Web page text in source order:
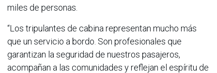
miles de personas.
“Los tripulantes de cabina representan mucho más
que un servicio a bordo. Son profesionales que
garantizan la seguridad de nuestros pasajeros,
acompañan a las comunidades y reflejan el espíritu de